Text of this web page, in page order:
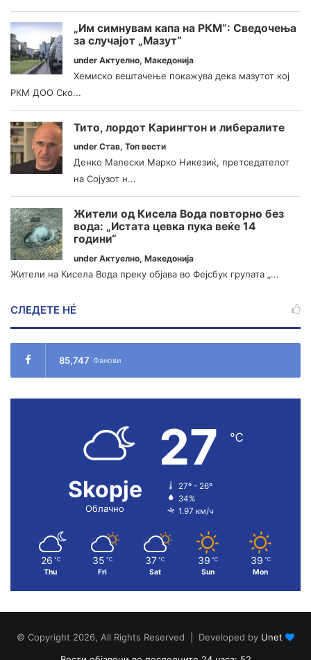
„Им симнувам капа на РКМ“: Сведочења
за случајот „Мазут“
under Актуелно, Македонија
Хемиско вештачење покажува дека мазутот кој
РКМ ДОО Ско...
Тито, лордот Карингтон и либералите
under Став, Топ вести
Денко Малески Марко Никезиќ, претседателот
на Сојузот н...
Жители од Кисела Вода повторно без
вода: „Истата цевка пука веќе 14
години“
under Актуелно, Македонија
Жители на Кисела Вода преку објава во Фејсбук групата „...
СЛЕДЕТЕ НÉ
85,747 Фанови
Skopje
Облачно
27 ℃
27º - 26º
34%
1.97 км/ч
26 ℃
Thu
35 ℃
Fri
37 ℃
Sat
39 ℃
Sun
39 ℃
Mon
© Copyright 2026, All Rights Reserved | Developed by Unet